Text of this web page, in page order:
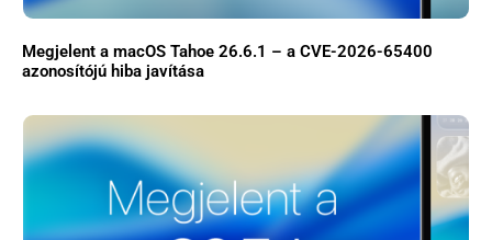
Megjelent a macOS Tahoe 26.6.1 – a CVE-2026-65400
azonosítójú hiba javítása